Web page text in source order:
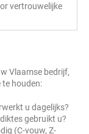
vertrouwelijke
Vlaamse bedrijf,
te houden:
u dagelijks?
gebruikt u?
(C-vouw, Z-